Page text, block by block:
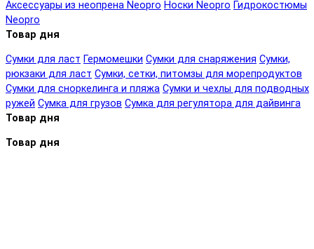
Аксессуары из неопрена Neopro Носки Neopro Гидрокостюмы
Neopro
Товар дня
Сумки для ласт Гермомешки Сумки для снаряжения Сумки,
рюкзаки для ласт Сумки, сетки, питомзы для морепродуктов
Сумки для сноркелинга и пляжа Сумки и чехлы для подводных
ружей Сумка для грузов Сумка для регулятора для дайвинга
Товар дня
Товар дня